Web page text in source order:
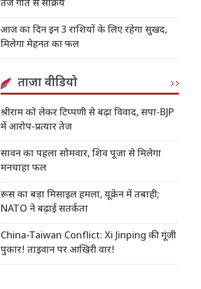
तेज गति से सक्रिय
आज का दिन इन 3 राशियों के लिए रहेगा सुखद,
मिलेगा मेहनत का फल
ताजा वीडियो
श्रीराम को लेकर टिप्पणी से बढ़ा विवाद, सपा-BJP
में आरोप-प्रत्यार तेज
सावन का पहला सोमवार, शिव पूजा से मिलेगा
मनचाहा फल
रूस का बड़ा मिसाइल हमला, यूक्रेन में तबाही;
NATO ने बढ़ाई सतर्कता
China-Taiwan Conflict: Xi Jinping की गूंजी
पुकार! ताइवान पर आखिरी वार!